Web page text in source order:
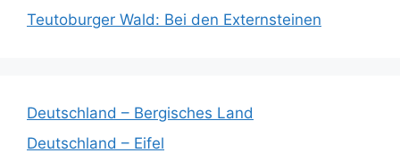
Teutoburger Wald: Bei den Externsteinen
Deutschland – Bergisches Land
Deutschland – Eifel